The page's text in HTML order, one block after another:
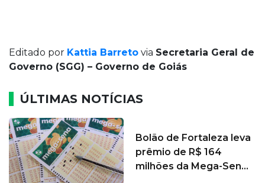
Editado por Kattia Barreto via Secretaria Geral de
Governo (SGG) – Governo de Goiás
ÚLTIMAS NOTÍCIAS
Bolão de Fortaleza leva
prêmio de R$ 164
milhões da Mega-Sen...